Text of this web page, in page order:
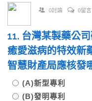
0討論 0留言
11. 台灣某製藥公
癒愛滋病的特效新
智慧財產局應核發
(A)新型專利
(B)發明專利